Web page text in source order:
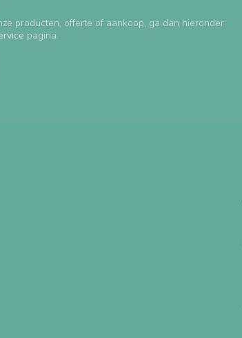
producten, offerte of aankoop, ga dan hieronder
pagina.